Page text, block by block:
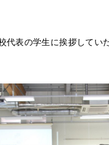
代表の学生に挨拶してい